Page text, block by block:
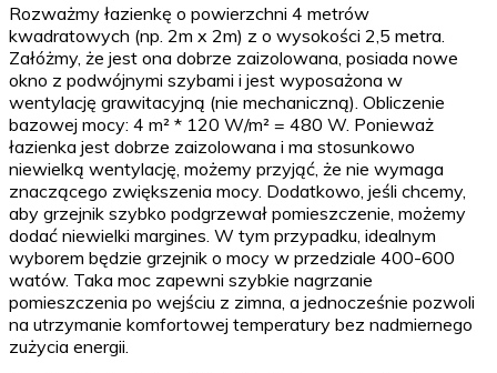
Rozważmy łazienkę o powierzchni 4 metrów
kwadratowych (np. 2m x 2m) z o wysokości 2,5 metra.
Załóżmy, że jest ona dobrze zaizolowana, posiada nowe
okno z podwójnymi szybami i jest wyposażona w
wentylację grawitacyjną (nie mechaniczną). Obliczenie
bazowej mocy: 4 m² * 120 W/m² = 480 W. Ponieważ
łazienka jest dobrze zaizolowana i ma stosunkowo
niewielką wentylację, możemy przyjąć, że nie wymaga
znaczącego zwiększenia mocy. Dodatkowo, jeśli chcemy,
aby grzejnik szybko podgrzewał pomieszczenie, możemy
dodać niewielki margines. W tym przypadku, idealnym
wyborem będzie grzejnik o mocy w przedziale 400-600
watów. Taka moc zapewni szybkie nagrzanie
pomieszczenia po wejściu z zimna, a jednocześnie pozwoli
na utrzymanie komfortowej temperatury bez nadmiernego
zużycia energii.